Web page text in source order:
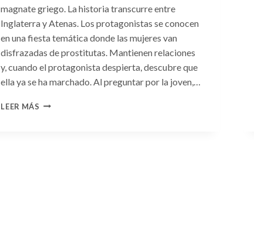
magnate griego. La historia transcurre entre
Inglaterra y Atenas. Los protagonistas se conocen
en una fiesta temática donde las mujeres van
disfrazadas de prostitutas. Mantienen relaciones
y, cuando el protagonista despierta, descubre que
ella ya se ha marchado. Al preguntar por la joven,…
LEER MÁS CONSULTA